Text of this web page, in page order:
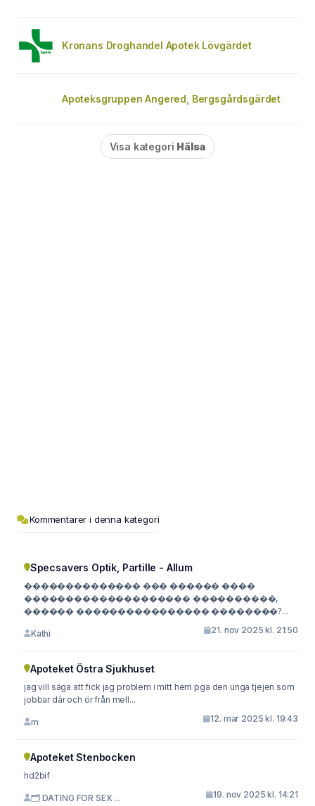
Kronans Droghandel Apotek Lövgärdet
Apoteksgruppen Angered, Bergsgårdsgärdet
Visa kategori Hälsa
Kommentarer i denna kategori
Specsavers Optik, Partille - Allum
�������������� ��� ������ ����
�������������������� ����������,
������ ���������������� ��������?...
Kathi 21. nov 2025 kl. 21:50
Apoteket Östra Sjukhuset
jag vill säga att fick jag problem i mitt hem pga den unga tjejen som
jobbar där och ör från mell...
m 12. mar 2025 kl. 19:43
Apoteket Stenbocken
hd2bif
🗂 DATING FOR SEX ... 19. nov 2025 kl. 14:21